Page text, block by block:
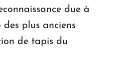
due à
des plus anciens
de tapis du